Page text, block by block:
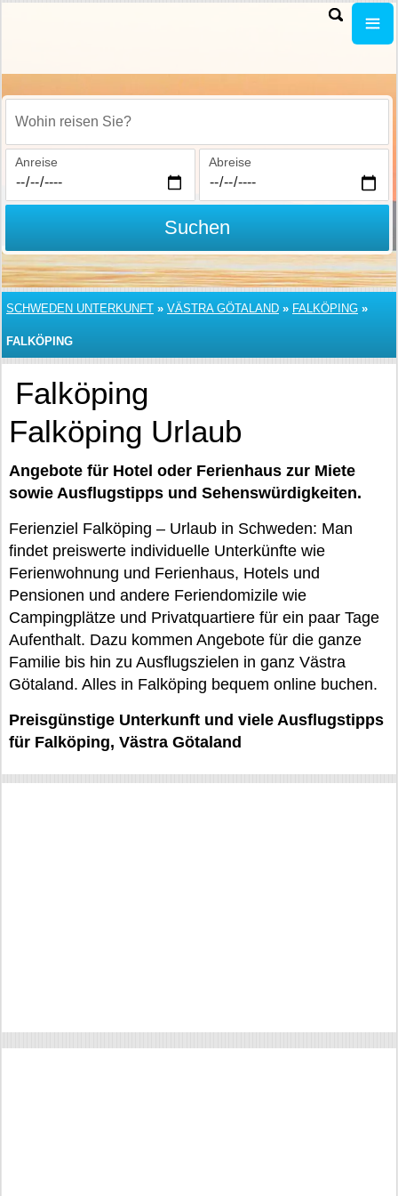
Wohin reisen Sie?
Anreise Abreise
Suchen
SCHWEDEN UNTERKUNFT » VÄSTRA GÖTALAND » FALKÖPING »
FALKÖPING
Falköping
Falköping Urlaub
Angebote für Hotel oder Ferienhaus zur Miete
sowie Ausflugstipps und Sehenswürdigkeiten.
Ferienziel Falköping – Urlaub in Schweden: Man
findet preiswerte individuelle Unterkünfte wie
Ferienwohnung und Ferienhaus, Hotels und
Pensionen und andere Feriendomizile wie
Campingplätze und Privatquartiere für ein paar Tage
Aufenthalt. Dazu kommen Angebote für die ganze
Familie bis hin zu Ausflugszielen in ganz Västra
Götaland. Alles in Falköping bequem online buchen.
Preisgünstige Unterkunft und viele Ausflugstipps
für Falköping, Västra Götaland